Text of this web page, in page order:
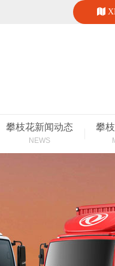
攀枝花新闻动态
NEWS
攀